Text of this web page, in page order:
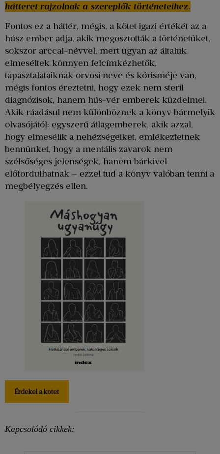
hátteret rajzolnak a szereplők történeteihez.
Fontos ez a háttér, mégis, a kötet igazi értékét az a
húsz ember adja, akik megosztották a történetüket,
sokszor arccal-névvel, mert ugyan az általuk
elmeséltek könnyen felcímkézhetők,
tapasztalataiknak orvosi neve és kórisméje van,
mégis fontos éreztetni, hogy ezek nem steril
diagnózisok, hanem hús-vér emberek küzdelmei.
Akik ráadásul nem különböznek a könyv bármelyik
olvasójától: egyszerű átlagemberek, akik azzal,
hogy elmesélik a nehézségeiket, emlékeztetnek
bennünket, hogy a mentális zavarok nem
szélsőséges jelenségek, hanem bárkivel
előfordulhatnak – ezzel tud a könyv valóban tenni a
megbélyegzés ellen.
Érdekel a kötet
Kapcsolódó cikkek: